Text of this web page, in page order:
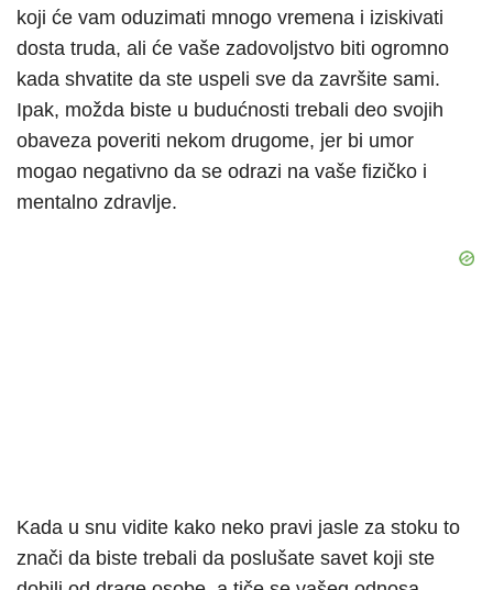
koji će vam oduzimati mnogo vremena i iziskivati
dosta truda, ali će vaše zadovoljstvo biti ogromno
kada shvatite da ste uspeli sve da završite sami.
Ipak, možda biste u budućnosti trebali deo svojih
obaveza poveriti nekom drugome, jer bi umor
mogao negativno da se odrazi na vaše fizičko i
mentalno zdravlje.
Kada u snu vidite kako neko pravi jasle za stoku to
znači da biste trebali da poslušate savet koji ste